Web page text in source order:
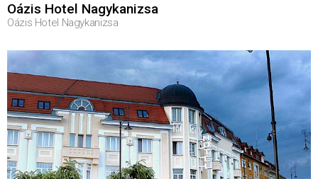
Oázis Hotel Nagykanizsa
Oázis Hotel Nagykanizsa